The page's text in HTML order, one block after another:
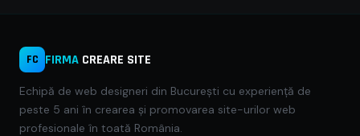
FC FIRMA CREARE SITE
Echipă de web designeri din București cu experiență de
peste 5 ani în crearea și promovarea site-urilor web
profesionale în toată România.